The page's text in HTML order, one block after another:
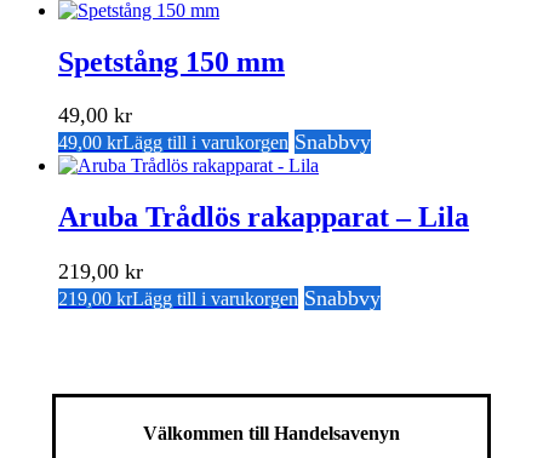
Spetstång 150 mm
49,00 kr
49,00 krLägg till i varukorgen Snabbvy
Aruba Trådlös rakapparat – Lila
219,00 kr
219,00 krLägg till i varukorgen Snabbvy
Välkommen till Handelsavenyn